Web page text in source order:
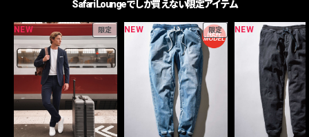
Safari Loungeでしか買えない限定アイテム
NEW 限定 NEW 限定 NEW